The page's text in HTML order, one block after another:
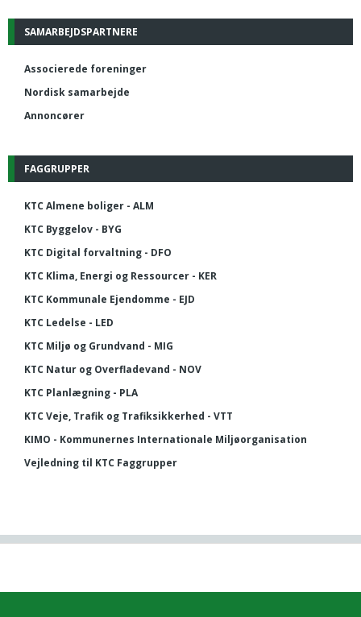
SAMARBEJDSPARTNERE
Associerede foreninger
Nordisk samarbejde
Annoncører
FAGGRUPPER
KTC Almene boliger - ALM
KTC Byggelov - BYG
KTC Digital forvaltning - DFO
KTC Klima, Energi og Ressourcer - KER
KTC Kommunale Ejendomme - EJD
KTC Ledelse - LED
KTC Miljø og Grundvand - MIG
KTC Natur og Overfladevand - NOV
KTC Planlægning - PLA
KTC Veje, Trafik og Trafiksikkerhed - VTT
KIMO - Kommunernes Internationale Miljøorganisation
Vejledning til KTC Faggrupper